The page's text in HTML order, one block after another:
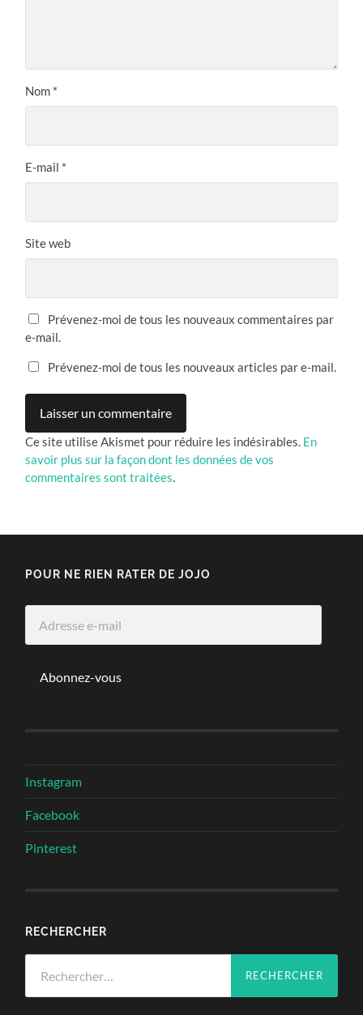
Nom *
E-mail *
Site web
Prévenez-moi de tous les nouveaux commentaires par
e-mail.
Prévenez-moi de tous les nouveaux articles par e-mail.
Ce site utilise Akismet pour réduire les indésirables. En
savoir plus sur la façon dont les données de vos
commentaires sont traitées.
POUR NE RIEN RATER DE JOJO
Abonnez-vous
Instagram
Facebook
Pinterest
RECHERCHER